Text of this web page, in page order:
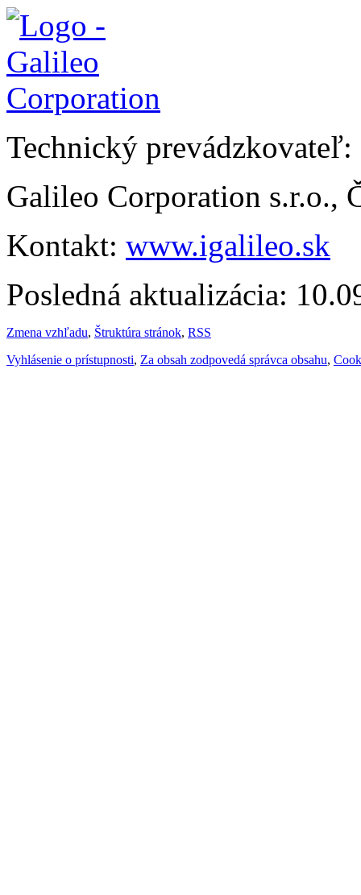
Technický prevádzkovateľ:
Galileo Corporation s.r.o.,
Kontakt: www.igalileo.sk
Posledná aktualizácia:
Zmena vzhľadu, Štruktúra stránok, RSS
Vyhlásenie o prístupnosti, Za obsah zodpovedá správca obsahu,